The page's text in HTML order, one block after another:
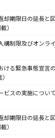
却期限日の延長と
）
構制限及びオンラ
ける緊急事態宣言
ビスの実施につい
却期限日の延長と
）